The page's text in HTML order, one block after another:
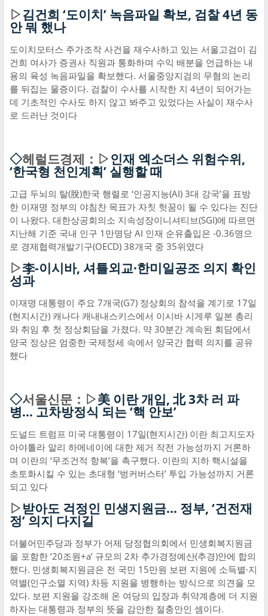
▷김건희 ‘도이치’ 녹음파일 확보, 검찰 4년 동
안 뭐 했나
도이치모터스 주가조작 사건을 재수사하고 있는 서울고검이 김
건희 여사가 증권사 직원과 통화하며 수익 배분을 언급하는 내
용의 육성 녹음파일을 확보했다. 서울중앙지검의 무혐의 논리
를 뒤집는 물증이다. 검찰이 수사를 시작한 지 4년이 되어가는
데 기초적인 수사도 하지 않고 봐주고 있었다는 사실이 재수사
로 드러난 것이다
◇헤럴드경제：▷인재 엑소더스 위험수위,
‘한국형 천인계획’ 실행할 때
고급 두뇌의 탈(脫)한국 행렬로 ‘인공지능(AI) 3대 강국’을 표방
한 이재명 정부의 야침찬 목표가 자칫 헛꿈이 될 수 있다는 진단
이 나왔다. 대한상공회의소 지속성장이니셔티브(SGI)에 따르면
지난해 기준 국내 인구 1만명당 AI 인재 순유출입은 -0.36명으
로 경제협력개발기구(OECD) 38개국 중 35위였다
▷李-이시바, 셔틀외교·한미일공조 의지 확인
성과
이재명 대통령이 주요 7개국(G7) 정상회의 참석을 계기로 17일
(현지시간) 캐나다 캐내내스키스에서 이시바 시게루 일본 총리
와 취임 후 첫 정상회담을 가졌다. 약 30분간 계속된 회담에서
양국 정상은 엄중한 국제정세 속에서 양국간 협력 의지를 공유
했다
◇서울신문：▷美 이란 개입, 北 3차 러 파
병… 고차방정식 되는 ‘핵 안보’
도널드 트럼프 미국 대통령이 17일(현지시간) 이란 최고지도자
아야톨라 알리 하메네이에 대한 제거 작전 가능성까지 거론하
며 이란의 ‘무조건적 항복’을 촉구했다. 이란의 지하 핵시설을
초토화시킬 수 있는 초대형 ‘벙커버스터’ 투입 가능성까지 거론
되고 있다
▷받아도 걱정인 민생지원금… 정부, ‘건전재
정’ 의지 다지길
더불어민주당과 정부가 어제 당정협의회에서 민생회복지원금
을 포함한 ‘20조원+a’ 규모의 2차 추가경정예산(추경)안에 합의
했다. 민생회복지원금은 전 국민 15만원 보편 지원에 소득별·지
역별(인구소멸 지역) 차등 지원을 병행하는 방식으로 의견을 모
았다. 보편 지원을 강조해 온 여당의 입장과 취약계층에 더 지원
하자는 대통령과 정부의 뜻을 감안한 절충안인 셈이다.